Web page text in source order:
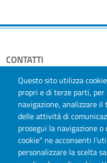
Questo sito utilizza
propri e di terze parti,
navigazione, analizzare
delle attività di
prosegui la navigazione
cookie" ne acconsenti
personalizzare la scelta
CONTATTI
Largo Paolo Braccini, 2,
E-mail:
Indirizzo di Posta Elettronica
samev@pec.unito.it